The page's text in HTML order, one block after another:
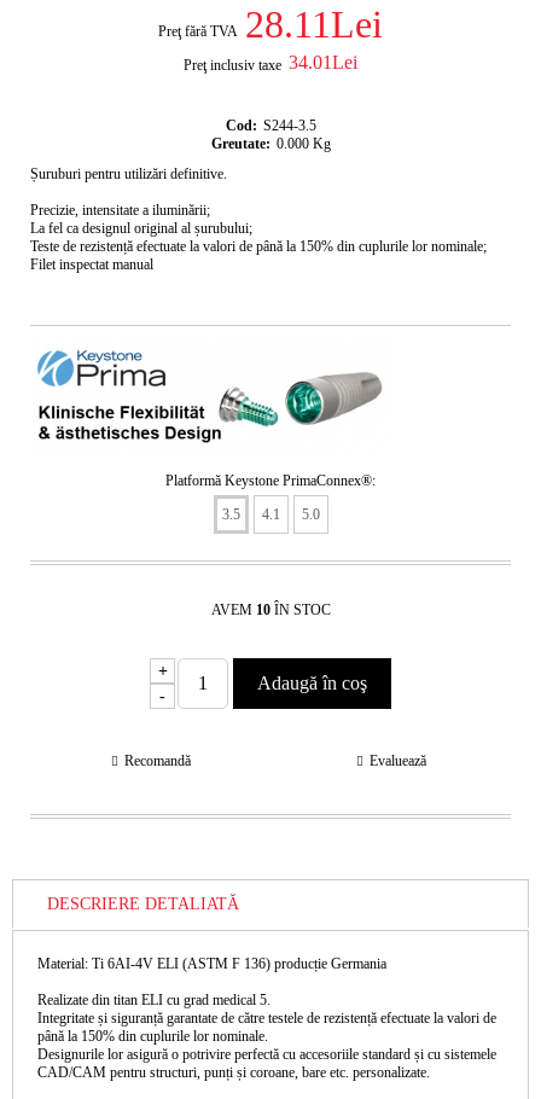
Preţ fără TVA 28.11Lei
Preţ inclusiv taxe 34.01Lei
Cod: S244-3.5
Greutate: 0.000 Kg
Șuruburi pentru utilizări definitive.
Precizie, intensitate a iluminării;
La fel ca designul original al șurubului;
Teste de rezistență efectuate la valori de până la 150% din cuplurile lor nominale;
Filet inspectat manual
Platformă Keystone PrimaConnex®:
3.5
4.1 5.0
AVEM 10 ÎN STOC
+
-
Recomandă Evaluează
DESCRIERE DETALIATĂ
Material: Ti 6AI-4V ELI (ASTM F 136) producție Germania
Realizate din titan ELI cu grad medical 5.
Integritate și siguranță garantate de către testele de rezistență efectuate la valori de
până la 150% din cuplurile lor nominale.
Designurile lor asigură o potrivire perfectă cu accesoriile standard și cu sistemele
CAD/CAM pentru structuri, punți și coroane, bare etc. personalizate.